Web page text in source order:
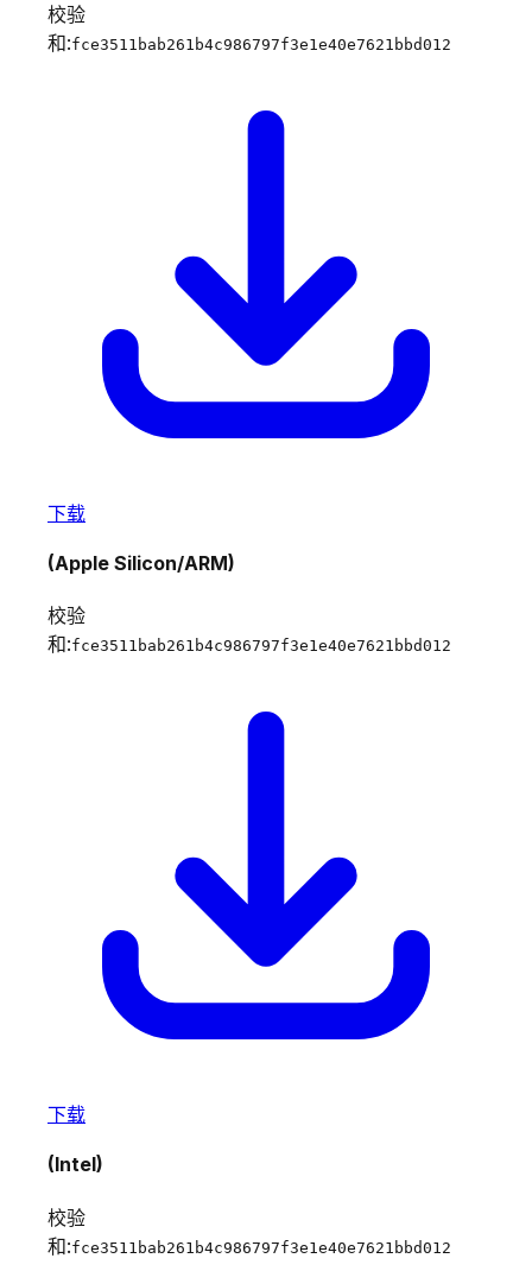
校验
和:fce3511bab261b4c986797f3e1e40e7621bbd012
下载
(Apple Silicon/ARM)
校验
和:fce3511bab261b4c986797f3e1e40e7621bbd012
下载
(Intel)
校验
和:fce3511bab261b4c986797f3e1e40e7621bbd012